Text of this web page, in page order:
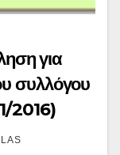
για
συλλόγου
2016)